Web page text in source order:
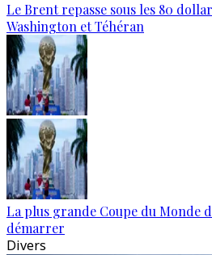
Le Brent repasse sous les 80
Washington et Téhéran
La plus grande Coupe du Monde
démarrer
Divers